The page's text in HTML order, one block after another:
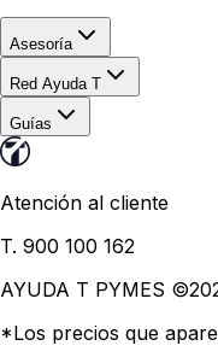
Asesoría
Red Ayuda T
Guías
Atención al cliente
T. 900 100 162
AYUDA T PYMES ©
*Los precios que